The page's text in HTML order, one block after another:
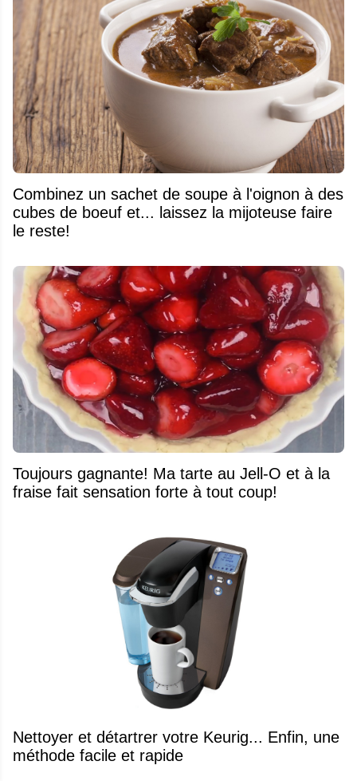
Combinez un sachet de soupe à l'oignon à des
cubes de boeuf et... laissez la mijoteuse faire
le reste!
Toujours gagnante! Ma tarte au Jell-O et à la
fraise fait sensation forte à tout coup!
Nettoyer et détartrer votre Keurig... Enfin, une
méthode facile et rapide